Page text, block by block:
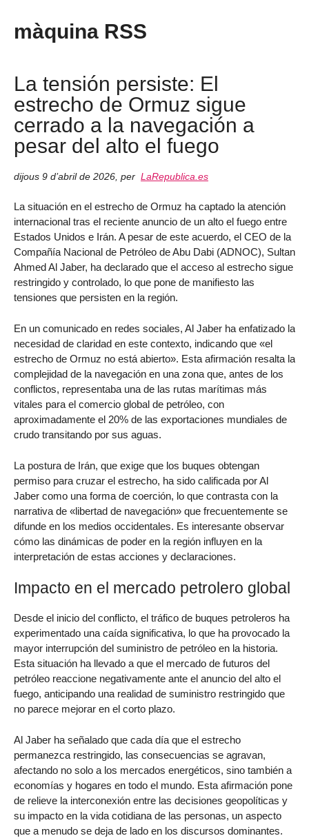
màquina RSS
La tensión persiste: El
estrecho de Ormuz sigue
cerrado a la navegación a
pesar del alto el fuego
dijous 9 d’abril de 2026 per LaRepublica.es
La situación en el estrecho de Ormuz ha captado la atención
internacional tras el reciente anuncio de un alto el fuego entre
Estados Unidos e Irán. A pesar de este acuerdo, el CEO de la
Compañía Nacional de Petróleo de Abu Dabi (ADNOC), Sultan
Ahmed Al Jaber, ha declarado que el acceso al estrecho sigue
restringido y controlado, lo que pone de manifiesto las
tensiones que persisten en la región.
En un comunicado en redes sociales, Al Jaber ha enfatizado la
necesidad de claridad en este contexto, indicando que «el
estrecho de Ormuz no está abierto». Esta afirmación resalta la
complejidad de la navegación en una zona que, antes de los
conflictos, representaba una de las rutas marítimas más
vitales para el comercio global de petróleo, con
aproximadamente el 20% de las exportaciones mundiales de
crudo transitando por sus aguas.
La postura de Irán, que exige que los buques obtengan
permiso para cruzar el estrecho, ha sido calificada por Al
Jaber como una forma de coerción, lo que contrasta con la
narrativa de «libertad de navegación» que frecuentemente se
difunde en los medios occidentales. Es interesante observar
cómo las dinámicas de poder en la región influyen en la
interpretación de estas acciones y declaraciones.
Impacto en el mercado petrolero global
Desde el inicio del conflicto, el tráfico de buques petroleros ha
experimentado una caída significativa, lo que ha provocado la
mayor interrupción del suministro de petróleo en la historia.
Esta situación ha llevado a que el mercado de futuros del
petróleo reaccione negativamente ante el anuncio del alto el
fuego, anticipando una realidad de suministro restringido que
no parece mejorar en el corto plazo.
Al Jaber ha señalado que cada día que el estrecho
permanezca restringido, las consecuencias se agravan,
afectando no solo a los mercados energéticos, sino también a
economías y hogares en todo el mundo. Esta afirmación pone
de relieve la interconexión entre las decisiones geopolíticas y
su impacto en la vida cotidiana de las personas, un aspecto
que a menudo se deja de lado en los discursos dominantes.